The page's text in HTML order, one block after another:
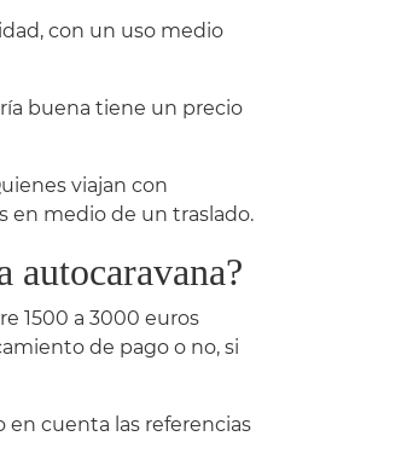
con un uso medio
buena tiene un precio
viajan con
en medio de un traslado.
autocaravana?
1500 a 3000 euros
de pago o no, si
cuenta las referencias